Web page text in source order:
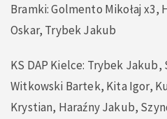
Bramki: Golmento Mikołaj x3,
Oskar, Trybek Jakub
KS DAP Kielce: Trybek
Witkowski Bartek, Kita Igor,
Krystian, Haraźny Jakub,